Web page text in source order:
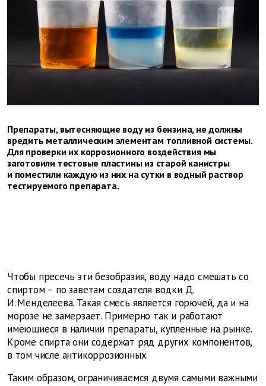
Препараты, вытесняющие воду из бензина, не должны
вредить металлическим элементам топливной системы.
Для проверки их коррозионного воздействия мы
заготовили тестовые пластины из старой канистры
и поместили каждую из них на сутки в водный раствор
тестируемого препарата.
Чтобы пресечь эти безобразия, воду надо смешать со
спиртом – по заветам создателя водки Д.
И. Менделеева. Такая смесь является горючей, да и на
морозе не замерзает. Примерно так и работают
имеющиеся в наличии препараты, купленные на рынке.
Кроме спирта они содержат ряд других компонентов,
в том числе антикоррозионных.
Таким образом, ограничиваемся двумя самыми важными